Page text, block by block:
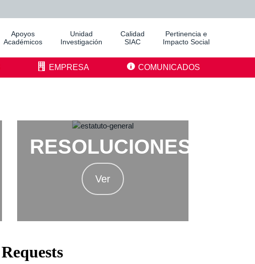
Apoyos
Académicos
Unidad
Investigación
Calidad
SIAC
Pertinencia e
Impacto Social
EMPRESA COMUNICADOS
RESOLUCIONES
Ver